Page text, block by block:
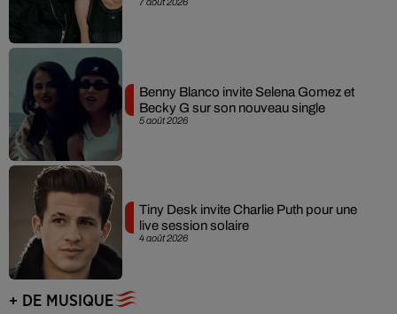
5 août 2026
Benny Blanco invite Selena Gomez et
Becky G sur son nouveau single
4 août 2026
Tiny Desk invite Charlie Puth pour une
live session solaire
+ DE MUSIQUE